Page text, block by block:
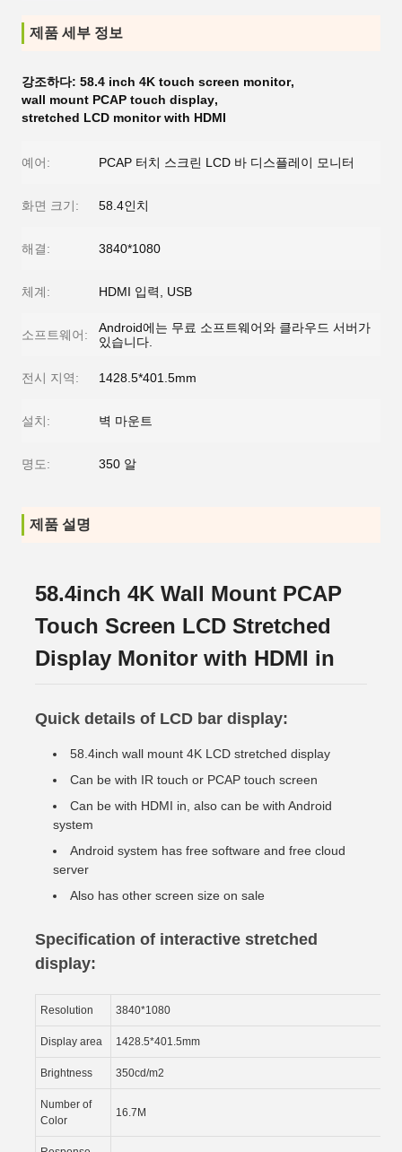
제품 세부 정보
강조하다: 58.4 inch 4K touch screen monitor,
wall mount PCAP touch display,
stretched LCD monitor with HDMI
예어: PCAP 터치 스크린 LCD 바 디스플레이 모니터
화면 크기: 58.4인치
해결: 3840*1080
체계: HDMI 입력, USB
소프트웨어:
Android에는 무료 소프트웨어와 클라우드 서버가
있습니다.
전시 지역: 1428.5*401.5mm
설치: 벽 마운트
명도: 350 알
제품 설명
58.4inch 4K Wall Mount PCAP
Touch Screen LCD Stretched
Display Monitor with HDMI in
Quick details of LCD bar display:
58.4inch wall mount 4K LCD stretched display
Can be with IR touch or PCAP touch screen
Can be with HDMI in, also can be with Android
system
Android system has free software and free cloud
server
Also has other screen size on sale
Specification of interactive stretched
display:
Resolution 3840*1080
Display area 1428.5*401.5mm
Brightness 350cd/m2
Number of
Color
16.7M